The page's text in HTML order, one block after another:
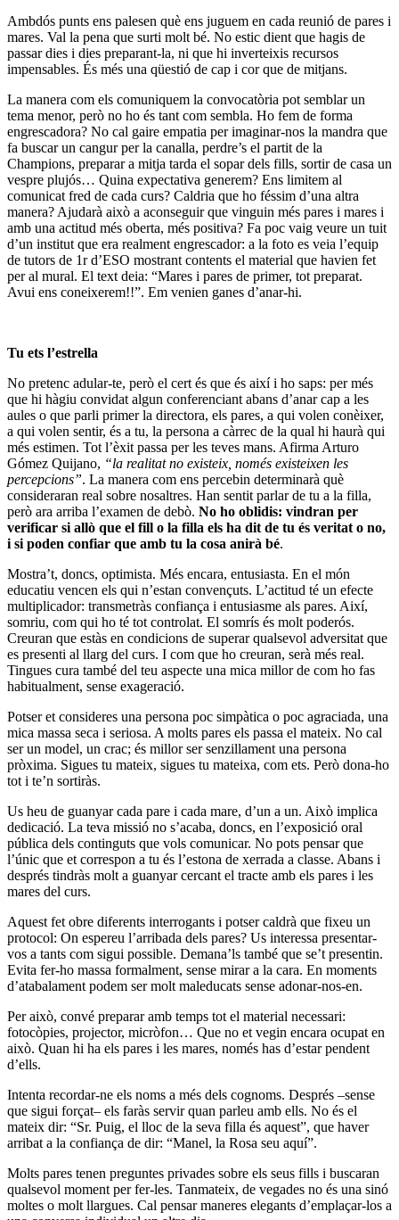
Ambdós punts ens palesen què ens juguem en cada reunió de pares i
mares. Val la pena que surti molt bé. No estic dient que hagis de
passar dies i dies preparant-la, ni que hi inverteixis recursos
impensables. És més una qüestió de cap i cor que de mitjans.
La manera com els comuniquem la convocatòria pot semblar un
tema menor, però no ho és tant com sembla. Ho fem de forma
engrescadora? No cal gaire empatia per imaginar-nos la mandra que
fa buscar un cangur per la canalla, perdre’s el partit de la
Champions, preparar a mitja tarda el sopar dels fills, sortir de casa un
vespre plujós… Quina expectativa generem? Ens limitem al
comunicat fred de cada curs? Caldria que ho féssim d’una altra
manera? Ajudarà això a aconseguir que vinguin més pares i mares i
amb una actitud més oberta, més positiva? Fa poc vaig veure un tuit
d’un institut que era realment engrescador: a la foto es veia l’equip
de tutors de 1r d’ESO mostrant contents el material que havien fet
per al mural. El text deia: “Mares i pares de primer, tot preparat.
Avui ens coneixerem!!”. Em venien ganes d’anar-hi.
Tu ets l’estrella
No pretenc adular-te, però el cert és que és així i ho saps: per més
que hi hàgiu convidat algun conferenciant abans d’anar cap a les
aules o que parli primer la directora, els pares, a qui volen conèixer,
a qui volen sentir, és a tu, la persona a càrrec de la qual hi haurà qui
més estimen. Tot l’èxit passa per les teves mans. Afirma Arturo
Gómez Quijano, “la realitat no existeix, només existeixen les
percepcions”. La manera com ens percebin determinarà què
consideraran real sobre nosaltres. Han sentit parlar de tu a la filla,
però ara arriba l’examen de debò. No ho oblidis: vindran per
verificar si allò que el fill o la filla els ha dit de tu és veritat o no,
i si poden confiar que amb tu la cosa anirà bé.
Mostra’t, doncs, optimista. Més encara, entusiasta. En el món
educatiu vencen els qui n’estan convençuts. L’actitud té un efecte
multiplicador: transmetràs confiança i entusiasme als pares. Així,
somriu, com qui ho té tot controlat. El somrís és molt poderós.
Creuran que estàs en condicions de superar qualsevol adversitat que
es presenti al llarg del curs. I com que ho creuran, serà més real.
Tingues cura també del teu aspecte una mica millor de com ho fas
habitualment, sense exageració.
Potser et consideres una persona poc simpàtica o poc agraciada, una
mica massa seca i seriosa. A molts pares els passa el mateix. No cal
ser un model, un crac; és millor ser senzillament una persona
pròxima. Sigues tu mateix, sigues tu mateixa, com ets. Però dona-ho
tot i te’n sortiràs.
Us heu de guanyar cada pare i cada mare, d’un a un. Això implica
dedicació. La teva missió no s’acaba, doncs, en l’exposició oral
pública dels continguts que vols comunicar. No pots pensar que
l’únic que et correspon a tu és l’estona de xerrada a classe. Abans i
després tindràs molt a guanyar cercant el tracte amb els pares i les
mares del curs.
Aquest fet obre diferents interrogants i potser caldrà que fixeu un
protocol: On espereu l’arribada dels pares? Us interessa presentar-
vos a tants com sigui possible. Demana’ls també que se’t presentin.
Evita fer-ho massa formalment, sense mirar a la cara. En moments
d’atabalament podem ser molt maleducats sense adonar-nos-en.
Per això, convé preparar amb temps tot el material necessari:
fotocòpies, projector, micròfon… Que no et vegin encara ocupat en
això. Quan hi ha els pares i les mares, només has d’estar pendent
d’ells.
Intenta recordar-ne els noms a més dels cognoms. Després –sense
que sigui forçat– els faràs servir quan parleu amb ells. No és el
mateix dir: “Sr. Puig, el lloc de la seva filla és aquest”, que haver
arribat a la confiança de dir: “Manel, la Rosa seu aquí”.
Molts pares tenen preguntes privades sobre els seus fills i buscaran
qualsevol moment per fer-les. Tanmateix, de vegades no és una sinó
moltes o molt llargues. Cal pensar maneres elegants d’emplaçar-los a